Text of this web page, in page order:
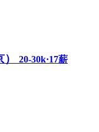
20-30k·17薪